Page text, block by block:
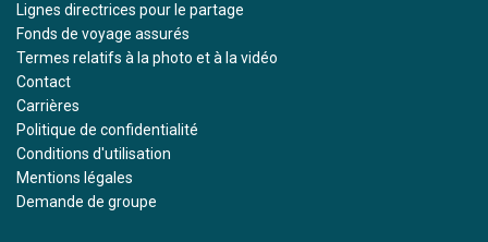
Lignes directrices pour le partage
Fonds de voyage assurés
Termes relatifs à la photo et à la vidéo
Contact
Carrières
Politique de confidentialité
Conditions d'utilisation
Mentions légales
Demande de groupe